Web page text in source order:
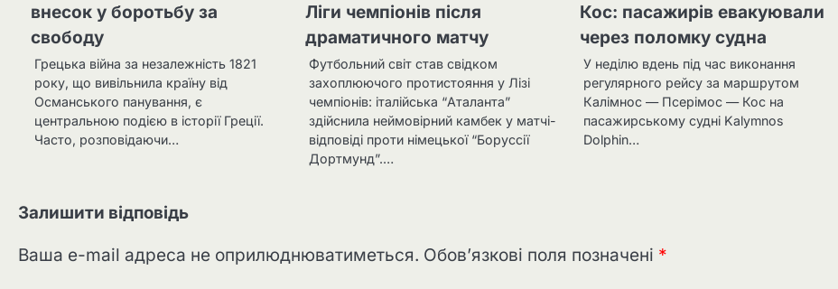
внесок у боротьбу за
свободу
Грецька війна за незалежність 1821
року, що вивільнила країну від
Османського панування, є
центральною подією в історії Греції.
Часто, розповідаючи…
Ліги чемпіонів після
драматичного матчу
Футбольний світ став свідком
захоплюючого протистояння у Лізі
чемпіонів: італійська “Аталанта”
здійснила неймовірний камбек у матчі-
відповіді проти німецької “Боруссії
Дортмунд”.…
Кос: пасажирів евакуювали
через поломку судна
У неділю вдень під час виконання
регулярного рейсу за маршрутом
Калімнос — Псерімос — Кос на
пасажирському судні Kalymnos
Dolphin…
Залишити відповідь
Ваша e-mail адреса не оприлюднюватиметься. Обов’язкові поля позначені *